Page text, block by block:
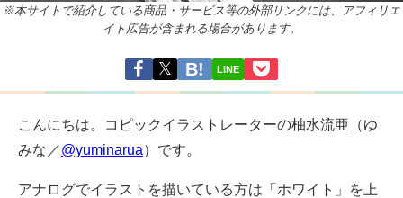
※本サイトで紹介している商品・サービス等の外部リンクには、アフィリエ
イト広告が含まれる場合があります。
LINE
こんにちは。コピックイラストレーターの柚水流亜（ゆ
みな／@yuminarua）です。
アナログでイラストを描いている方は「ホワイト」を上